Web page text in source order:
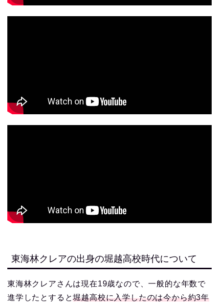
東海林クレアの出身の堀越高校時代について
東海林クレアさんは現在19歳なので、一般的な年数で
進学したとすると堀越高校に入学したのは今から約3年